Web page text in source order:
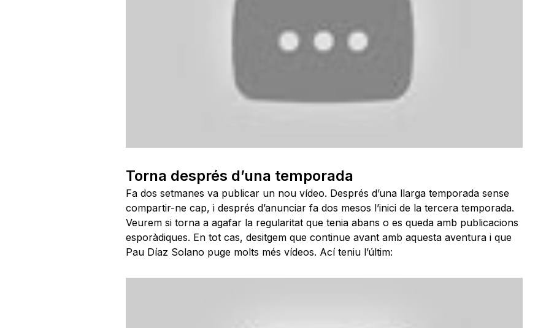
Torna després d’una temporada
Fa dos setmanes va publicar un nou vídeo. Després d’una llarga temporada sense
compartir-necap, i després d’anunciar fa dos mesos l’inici de la tercera temporada.
Veurem si torna a agafar la regularitat que tenia abans o es queda amb publicacions
esporàdiques. En tot cas, desitgem que continue avant amb aquesta aventura i que
Pau Díaz Solano puge molts més vídeos. Ací teniu l’últim: